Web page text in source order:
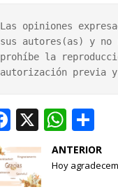
Las opiniones
sus autores(as) y no
prohíbe la
autorización previa
F
a
c
e
X W
h
at
h
ar
ANTERIOR
Hoy